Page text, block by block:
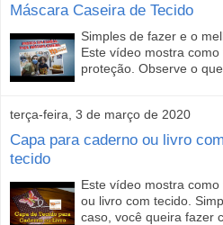
Máscara Caseira de Tecido
Simples de fazer e o
Este vídeo mostra
proteção. Observe o
terça-feira, 3 de março de 2020
Capa para caderno ou livro com
tecido
Este vídeo mostra
ou livro com tecido.
caso, você queira fazer